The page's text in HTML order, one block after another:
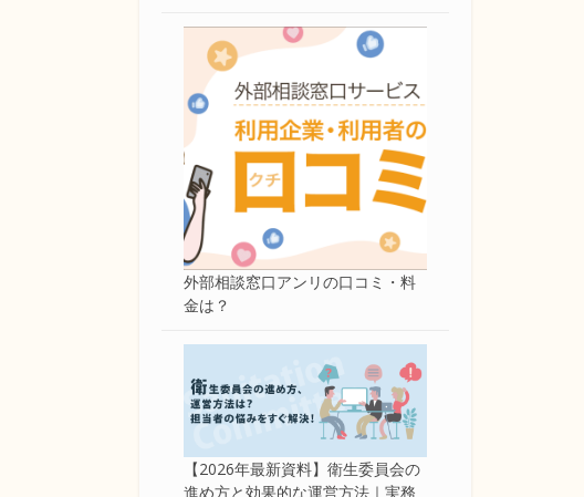
外部相談窓口アンリの口コミ・料
金は？
【2026年最新資料】衛生委員会の
進め方と効果的な運営方法｜実務